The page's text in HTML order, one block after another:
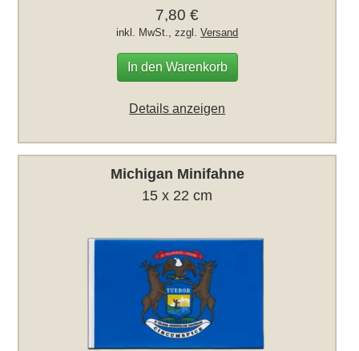
7,80 €
inkl. MwSt., zzgl.Versand
In den Warenkorb
Details anzeigen
Michigan Minifahne
15 x 22 cm